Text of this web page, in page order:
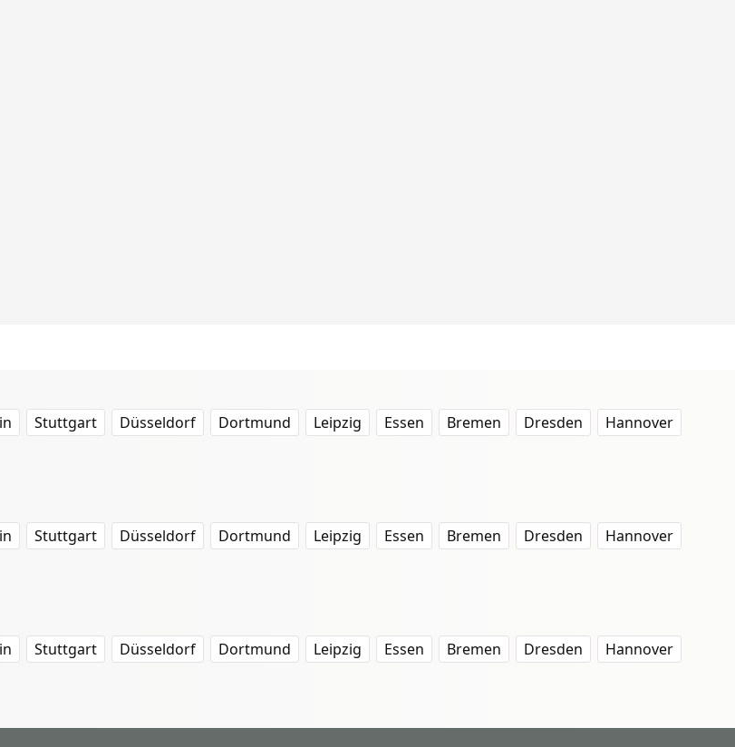
Stuttgart Düsseldorf Dortmund Leipzig Essen Bremen Dresden
Hannover
Stuttgart Düsseldorf Dortmund Leipzig Essen Bremen Dresden
Hannover
Stuttgart Düsseldorf Dortmund Leipzig Essen Bremen Dresden
Hannover